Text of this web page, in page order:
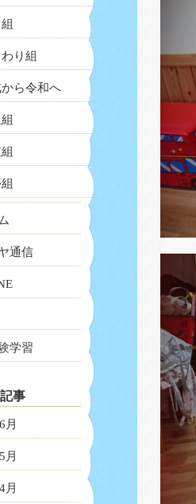
り組
ら令和へ
通信
学習
事
月
月
月